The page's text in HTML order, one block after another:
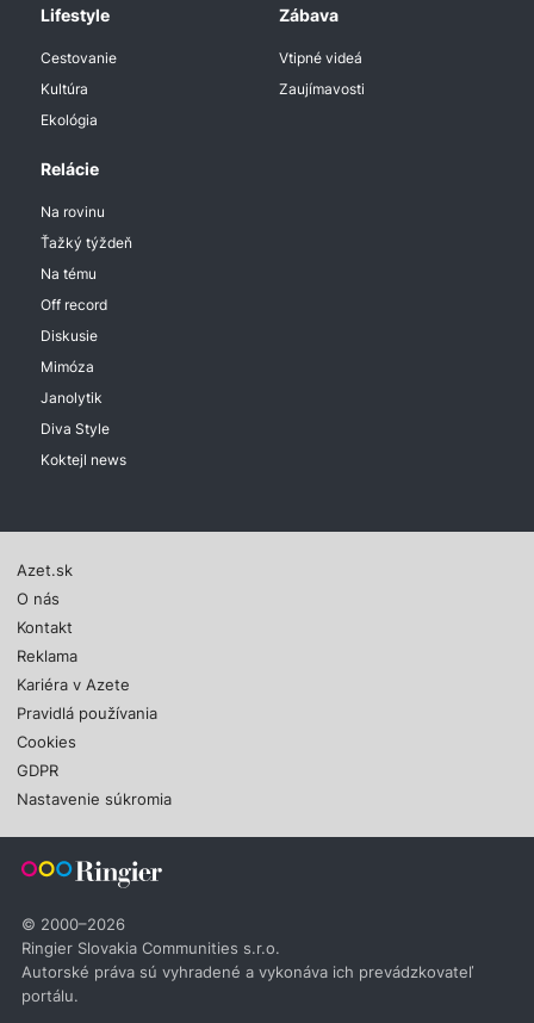
Lifestyle
Cestovanie
Kultúra
Ekológia
Zábava
Vtipné videá
Zaujímavosti
Relácie
Na rovinu
Ťažký týždeň
Na tému
Off record
Diskusie
Mimóza
Janolytik
Diva Style
Koktejl news
Azet.sk
O nás
Kontakt
Reklama
Kariéra v Azete
Pravidlá používania
Cookies
GDPR
Nastavenie súkromia
© 2000–2026
Ringier Slovakia Communities s.r.o.
Autorské práva sú vyhradené a vykonáva ich prevádzkovateľ
portálu.